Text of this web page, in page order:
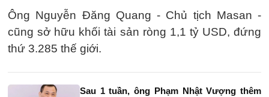
Ông Nguyễn Đăng Quang - Chủ tịch Masan -
cũng sở hữu khối tài sản ròng 1,1 tỷ USD, đứng
thứ 3.285 thế giới.
Sau 1 tuần, ông Phạm Nhật Vượng thêm